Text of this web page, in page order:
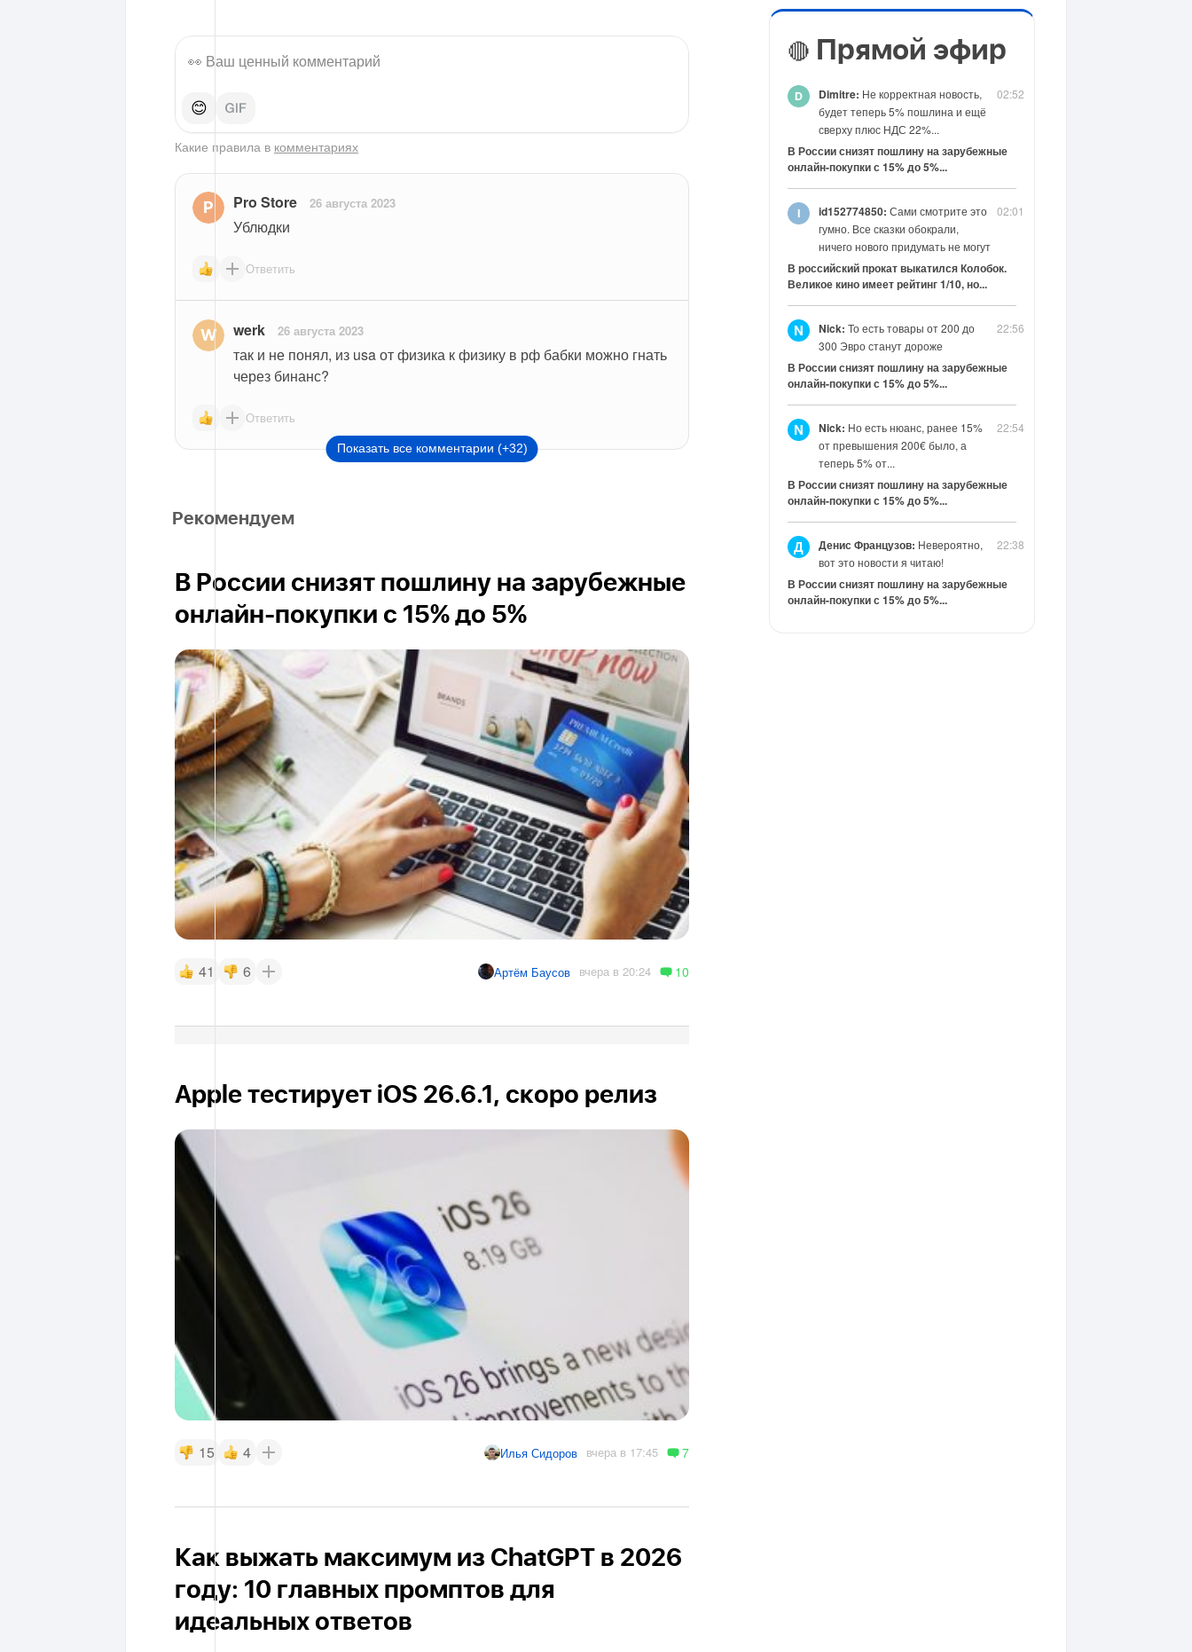
😊
Какие правила в комментариях
Pro Store 26 августа 2023
Ублюдки
Ответить
werk 26 августа 2023
так и не понял, из usa от физика к физику в рф бабки можно гнать
через бинанс?
Ответить
Показать все комментарии (+32)
Рекомендуем
В России снизят пошлину на зарубежные
онлайн-покупки с 15% до 5%
41 6 Артём Баусов вчера в 20:24 10
Apple тестирует iOS 26.6.1, скоро релиз
15 4 Илья Сидоров вчера в 17:45 7
Как выжать максимум из ChatGPT в 2026
году: 10 главных промптов для
идеальных ответов
🔴 Прямой эфир
02:52
Dimitre: Не корректная новость,
будет теперь 5% пошлина и ещё
сверху плюс НДС 22%...
В России снизят пошлину на зарубежные
онлайн-покупки с 15% до 5%...
02:01
id152774850: Сами смотрите это
гумно. Все сказки обокрали,
ничего нового придумать не могут
В российский прокат выкатился Колобок.
Великое кино имеет рейтинг 1/10, но...
22:56
N Nick: То есть товары от 200 до
300 Эвро станут дороже
В России снизят пошлину на зарубежные
онлайн-покупки с 15% до 5%...
22:54
N Nick: Но есть нюанс, ранее 15%
от превышения 200€ было, а
теперь 5% от...
В России снизят пошлину на зарубежные
онлайн-покупки с 15% до 5%...
22:38
Д Денис Французов: Невероятно,
вот это новости я читаю!
В России снизят пошлину на зарубежные
онлайн-покупки с 15% до 5%...